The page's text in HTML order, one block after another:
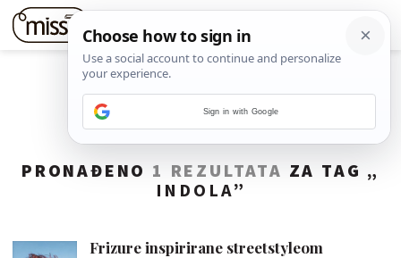
PRONAĐENO 1 REZULTATA ZA TAG „
INDOLA”
Frizure inspirirane streetstyleom
Sign in with Google